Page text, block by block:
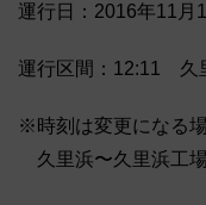
運行日：2016年11月
運行区間：12:11
※時刻は変更になる
久里浜〜久里浜工